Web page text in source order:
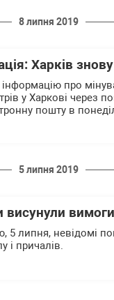
8 липня 2019
Харків
інформацію про
у Харкові через
пошту в
5 липня 2019
висунули
5 липня, невідомі
і причалів.